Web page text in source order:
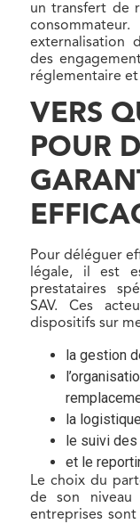
un transfert de
externalisation
des
réglementaire
VERS
POUR
Pour déléguer
légale, il est
prestataires
SAV. Ces
dispositifs sur
la gestion
la
le suivi
et le
Le choix du
de son niveau
entreprises